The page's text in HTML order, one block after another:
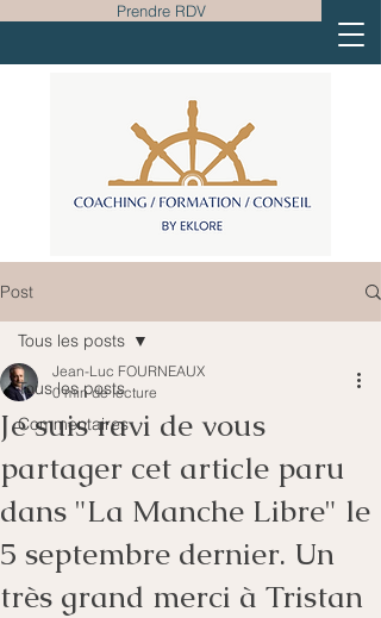
Prendre RDV
Post
Tous les posts
Commentaires
Tous les posts
Je suis ravi de vous
partager cet article paru
dans "La Manche Libre" le
5 septembre dernier. Un
très grand merci à Tristan
Jean-Luc FOURNEAUX
0 min de lecture